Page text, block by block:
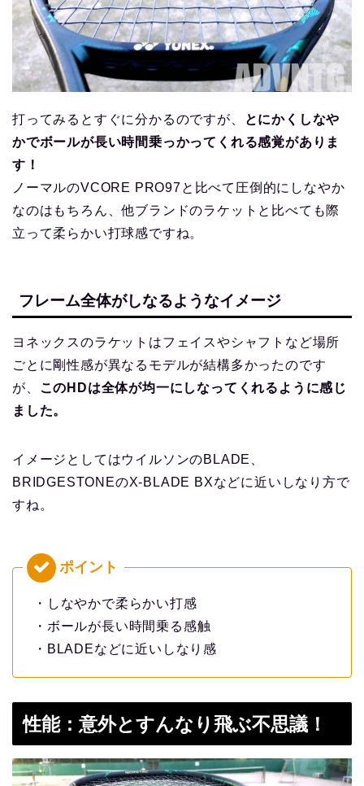
打ってみるとすぐに分かるのですが、
とにかくしなや
かでボールが長い時間乗っかってくれる感覚がありま
す！
ノーマルのVCORE PRO97と比べて圧倒的にしなやか
なのはもちろん、他ブランドのラケットと比べても際
立って柔らかい打球感ですね。
フレーム全体がしなるようなイメージ
ヨネックスのラケットはフェイスやシャフトなど場所
ごとに剛性感が異なるモデルが結構多かったのです
が、 このHDは全体が均一にしなってくれるように感じ
ました。
イメージとしてはウイルソンのBLADE、
BRIDGESTONEのX-BLADE BXなどに近いしなり方で
すね。
・しなやかで柔らかい打感
・ボールが長い時間乗る感触
・BLADEなどに近いしなり感
性能：意外とすんなり飛ぶ不思議！